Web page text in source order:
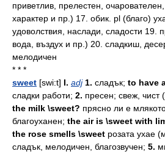
приветлив, прелестен,
характер и пр.) 17. обик. рl (благо)
удоволствия, наслади, сладости 19.
вода, въздух и пр.) 20. сладкиш,
мелодичен
* * *
sweet [swi:t] I. adj 1. сладък; to have
сладки работи; 2. пресен; свеж, чист(
the milk \sweet? прясно ли е
благоуханен; the air is \sweet with
the rose smells \sweet розата ухае
сладък, мелодичен, благозвучен; 5.